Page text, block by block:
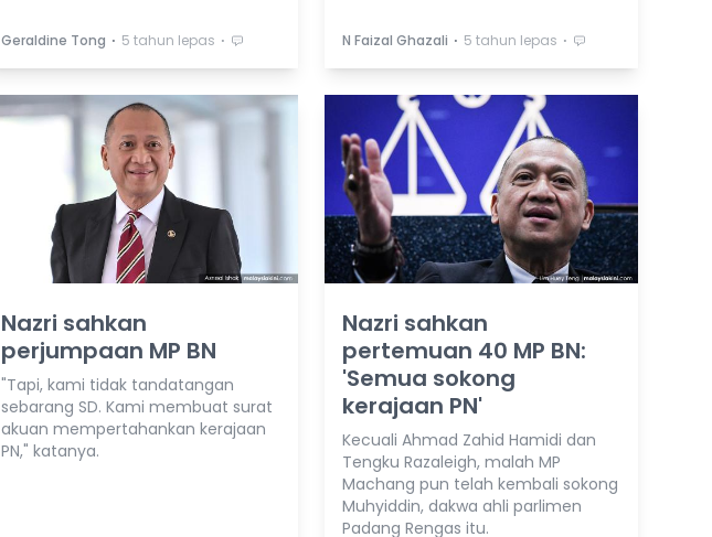
Geraldine Tong ⋅ 5 tahun lepas ⋅ N Faizal Ghazali ⋅ 5 tahun lepas ⋅
Nazri sahkan
perjumpaan MP BN
"Tapi, kami tidak tandatangan
sebarang SD. Kami membuat surat
akuan mempertahankan kerajaan
PN," katanya.
Nazri sahkan
pertemuan 40 MP BN:
'Semua sokong
kerajaan PN'
Kecuali Ahmad Zahid Hamidi dan
Tengku Razaleigh, malah MP
Machang pun telah kembali sokong
Muhyiddin, dakwa ahli parlimen
Padang Rengas itu.